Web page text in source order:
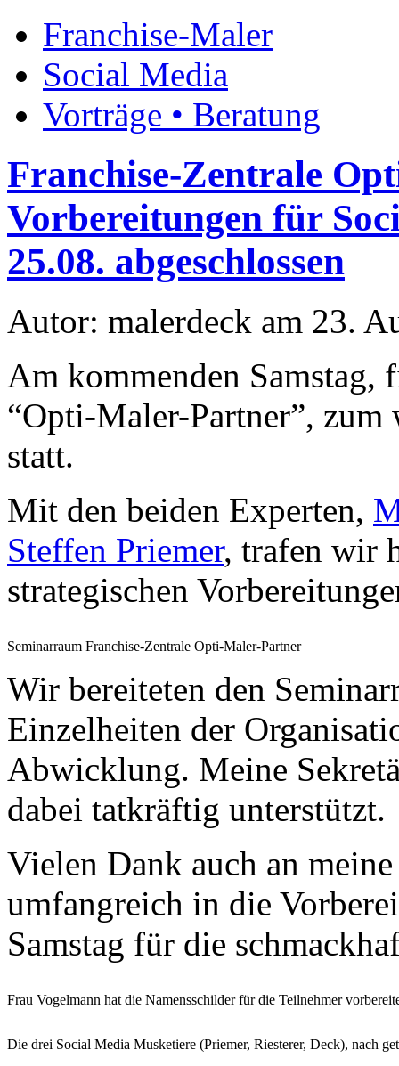
Franchise-Maler
Social Media
Vorträge • Beratung
Franchise-Zentrale
Vorbereitungen für
25.08. abgeschlossen
Autor: malerdeck am 23.
Am kommenden
“Opti-Maler-Partner”,
statt.
Mit den beiden Experten,
Steffen Priemer, trafen wir
strategischen
Seminarraum Franchise-Zentrale Opti-Maler-Partner
Wir bereiteten den
Einzelheiten der
Abwicklung. Meine
dabei tatkräftig
Vielen Dank auch an
umfangreich in die
Samstag für die
Frau Vogelmann hat die Namensschilder für die Teilnehmer
Die drei Social Media Musketiere (Priemer, Riesterer, Deck), nach